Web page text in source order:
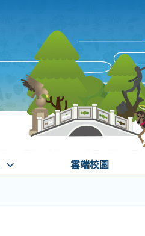
雲端校園